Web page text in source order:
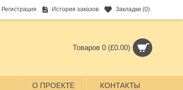
Регистрация История заказов Закладки (0)
Товаров 0 (£0.00)
О ПРОЕКТЕ КОНТАКТЫ